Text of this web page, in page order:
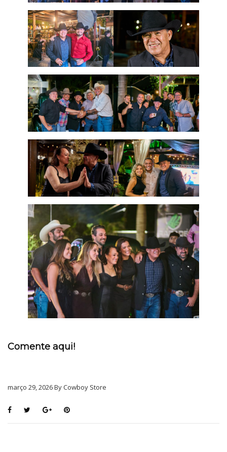
Comente aqui!
março 29, 2026 By Cowboy Store